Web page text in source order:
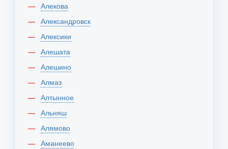
Алекова
Александровск
Алексики
Алешата
Алешино
Алмаз
Алтынное
Альняш
Алямово
Аманеево